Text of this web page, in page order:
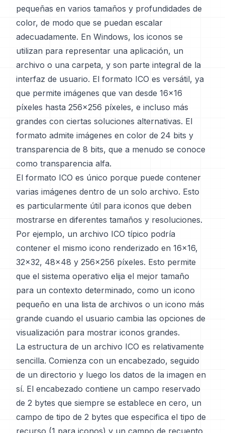
pequeñas en varios tamaños y profundidades de
color, de modo que se puedan escalar
adecuadamente. En Windows, los iconos se
utilizan para representar una aplicación, un
archivo o una carpeta, y son parte integral de la
interfaz de usuario. El formato ICO es versátil, ya
que permite imágenes que van desde 16x16
píxeles hasta 256x256 píxeles, e incluso más
grandes con ciertas soluciones alternativas. El
formato admite imágenes en color de 24 bits y
transparencia de 8 bits, que a menudo se conoce
como transparencia alfa.
El formato ICO es único porque puede contener
varias imágenes dentro de un solo archivo. Esto
es particularmente útil para iconos que deben
mostrarse en diferentes tamaños y resoluciones.
Por ejemplo, un archivo ICO típico podría
contener el mismo icono renderizado en 16x16,
32x32, 48x48 y 256x256 píxeles. Esto permite
que el sistema operativo elija el mejor tamaño
para un contexto determinado, como un icono
pequeño en una lista de archivos o un icono más
grande cuando el usuario cambia las opciones de
visualización para mostrar iconos grandes.
La estructura de un archivo ICO es relativamente
sencilla. Comienza con un encabezado, seguido
de un directorio y luego los datos de la imagen en
sí. El encabezado contiene un campo reservado
de 2 bytes que siempre se establece en cero, un
campo de tipo de 2 bytes que especifica el tipo de
recurso (1 para iconos) y un campo de recuento